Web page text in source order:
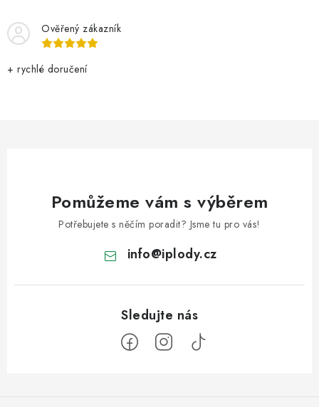
Ověřený zákazník
+ rychlé doručení
Pomůžeme vám s výběrem
Potřebujete s něčím poradit? Jsme tu pro vás!
info@iplody.cz